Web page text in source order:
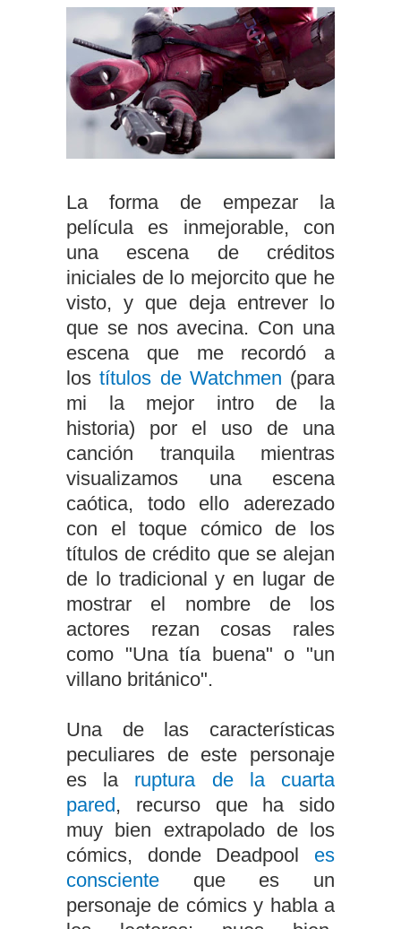
La forma de empezar la
película es inmejorable, con
una escena de créditos
iniciales de lo mejorcito que he
visto, y que deja entrever lo
que se nos avecina. Con una
escena que me recordó a
lostítulos de Watchmen (para
mi la mejor intro de la
historia) por el uso de una
canción tranquila mientras
visualizamos una escena
caótica, todo ello aderezado
con el toque cómico de los
títulos de crédito que se alejan
de lo tradicional y en lugar de
mostrar el nombre de los
actores rezan cosas rales
como "Una tía buena" o "un
villano británico".
Una de las características
peculiares de este personaje
es la ruptura de la cuarta
pared, recurso que ha sido
muy bien extrapolado de los
cómics, donde Deadpool es
consciente que es un
personaje de cómics y habla a